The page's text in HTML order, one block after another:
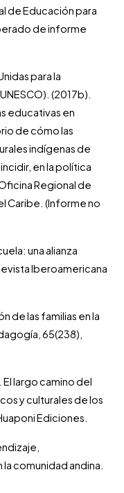
de Educación para
de informe
para la
(2017b).
educativas en
de cómo las
indígenas de
en la política
Regional de
Caribe. (Informe no
una alianza
Iberoamericana
de las familias en la
65(238),
largo camino del
y culturales de los
Ediciones.
comunidad andina.